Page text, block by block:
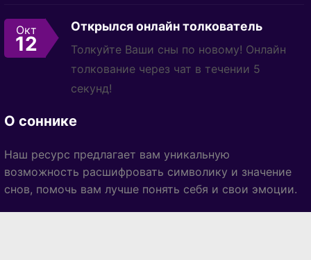
Окт
12
Открылся онлайн толкователь
Толкуйте Ваши сны по новому! Онлайн
толкование через чат в течении 5
секунд!
О соннике
Наш ресурс предлагает вам уникальную
возможность расшифровать символику и значение
снов, помочь вам лучше понять себя и свои эмоции.